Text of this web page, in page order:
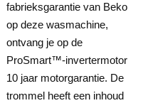
fabrieksgarantie van Beko
op deze wasmachine,
ontvang je op de
ProSmart™-invertermotor
10 jaar motorgarantie. De
trommel heeft een inhoud